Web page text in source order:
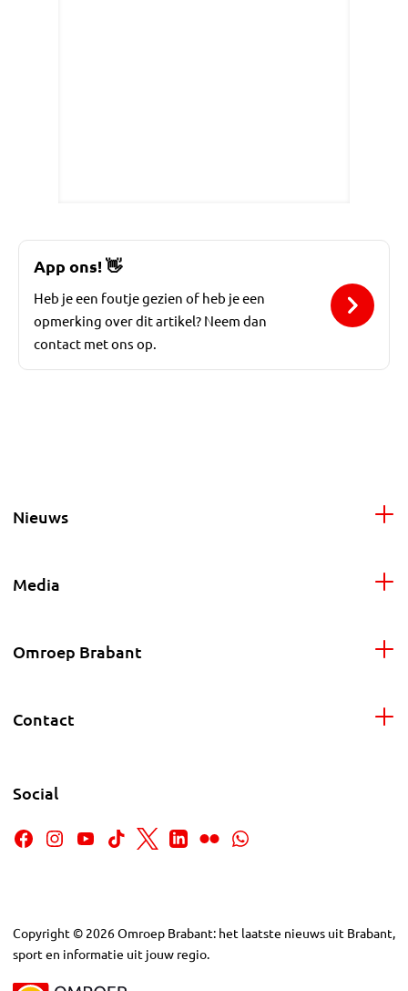
App ons!👋
Heb je een foutje gezien of heb je een
opmerking over dit artikel? Neem dan
contact met ons op.
Nieuws
Media
Omroep Brabant
Contact
Social
Copyright © 2026Omroep Brabant: het laatste nieuws uit Brabant,
sport en informatie uit jouw regio.